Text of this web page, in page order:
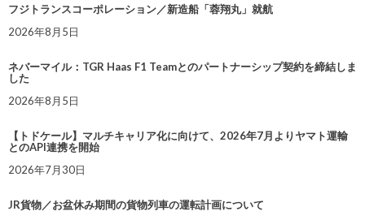
フジトランスコーポレーション／新造船「蓉翔丸」就航
2026年8月5日
ネバーマイル：TGR Haas F1 Teamとのパートナーシップ契約を締結しま
した
2026年8月5日
【トドケール】マルチキャリア化に向けて、2026年7月よりヤマト運輸
とのAPI連携を開始
2026年7月30日
JR貨物／お盆休み期間の貨物列車の運転計画について